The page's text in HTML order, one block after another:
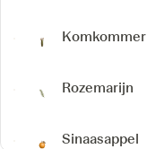
Komkommer
Rozemarijn
Sinaasappel